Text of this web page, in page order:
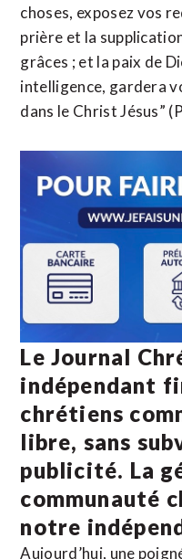
choses, exposez vos
prière et la
grâces ; et la paix de
intelligence, gardera
dans le Christ Jésus”
Le Journal
indépendant
chrétiens
libre, sans
publicité. La
communauté
notre
Aujourd’hui, une